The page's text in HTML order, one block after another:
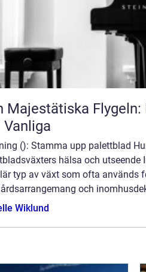
Majestätiska
Vanliga
(): Stamma upp palettblad
hälsa och utseende
typ av växt som ofta används
och
Wiklund